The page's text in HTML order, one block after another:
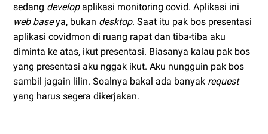
sedang develop aplikasi monitoring covid. Aplikasi ini
web baseya, bukan desktop. Saat itu pak bos presentasi
aplikasi covidmon di ruang rapat dan tiba-tiba aku
diminta ke atas, ikut presentasi. Biasanya kalau pak bos
yang presentasi aku nggak ikut. Aku nungguin pak bos
sambil jagain lilin. Soalnya bakal ada banyak request
yang harus segera dikerjakan.